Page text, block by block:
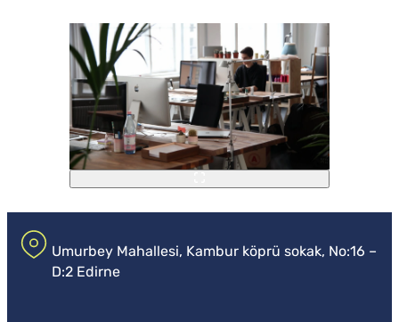
Umurbey Mahallesi, Kambur köprü sokak, No:16 –
D:2 Edirne